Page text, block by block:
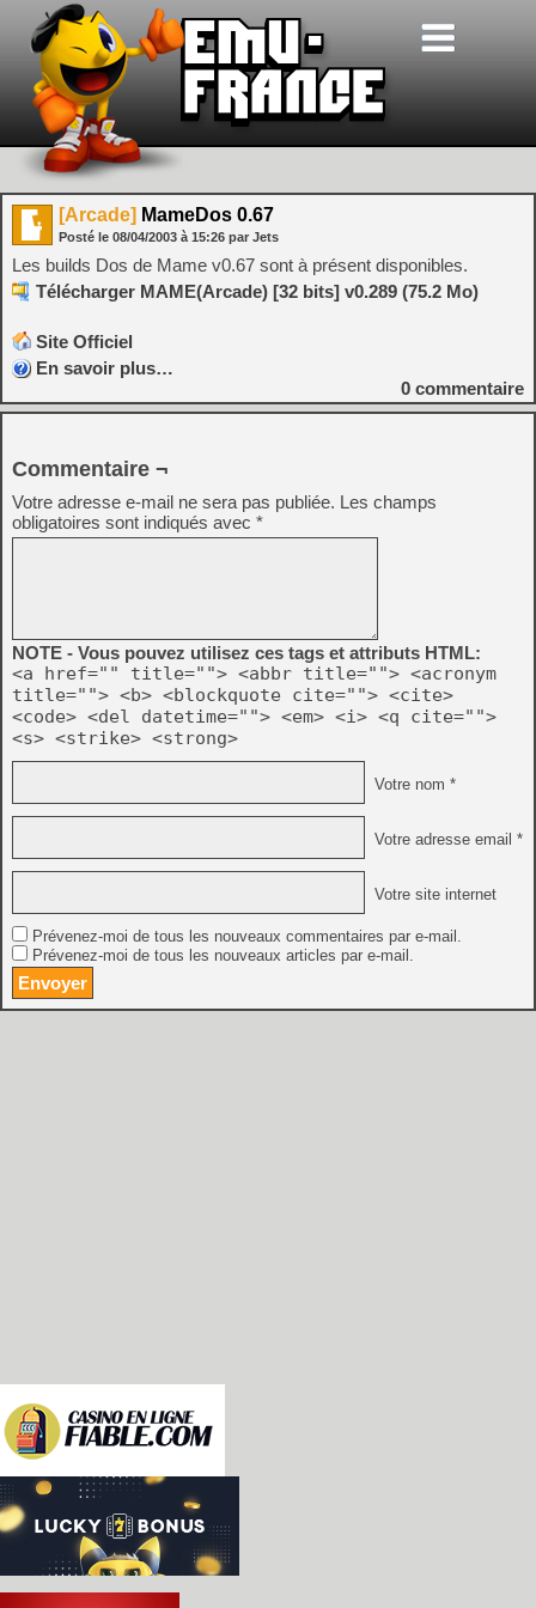
[Arcade] MameDos 0.67
Posté le 08/04/2003 à 15:26 par Jets
Les builds Dos de Mame v0.67 sont à présent disponibles.
Télécharger MAME(Arcade) [32 bits] v0.289 (75.2 Mo)
Site Officiel
En savoir plus…
0 commentaire
Commentaire ¬
Votre adresse e-mail ne sera pas publiée. Les champs
obligatoires sont indiqués avec *
NOTE - Vous pouvez utilisez ces tags et attributs HTML:
<a href="" title=""> <abbr title=""> <acronym
title=""> <b> <blockquote cite=""> <cite>
<code> <del datetime=""> <em> <i> <q cite="">
<s> <strike> <strong>
Votre nom *
Votre adresse email *
Votre site internet
Prévenez-moi de tous les nouveaux commentaires par e-mail.
Prévenez-moi de tous les nouveaux articles par e-mail.